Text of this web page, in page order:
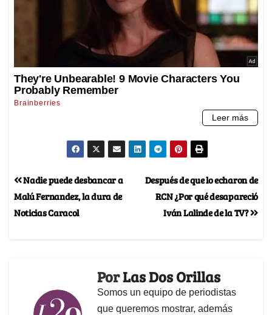
Después de que lo echaron de
RCN ¿Por qué desapareció
Iván Lalinde de la TV?
Nadie puede desbancar a
Malú Fernandez, la dura de
Noticias Caracol
PorLas Dos Orillas
Somos un equipo de periodistas
que queremos mostrar, además